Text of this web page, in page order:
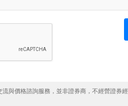
與價格諮詢服務，並非證券商，不經營證券